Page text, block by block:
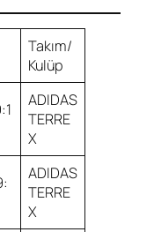
Takım/
Kulüp
ADIDAS
TERRE
X
ADIDAS
TERRE
X